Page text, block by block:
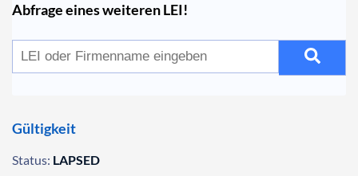
Abfrage eines weiteren LEI!
Gültigkeit
Status: LAPSED